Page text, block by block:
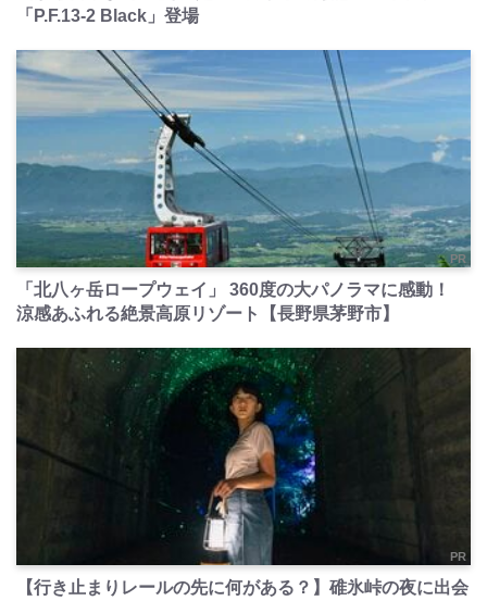
「P.F.13-2 Black」登場
PR
「北八ヶ岳ロープウェイ」 360度の大パノラマに感動！
涼感あふれる絶景高原リゾート【長野県茅野市】
PR
【行き止まりレールの先に何がある？】碓氷峠の夜に出会